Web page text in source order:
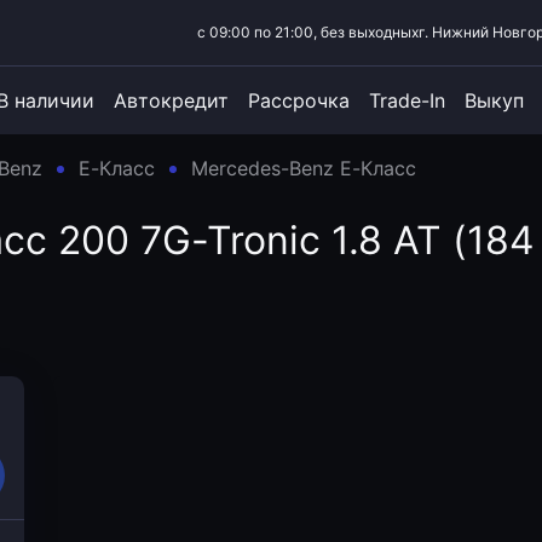
с 09:00 по 21:00, без выходныхг. Нижний
наличии Автокредит Рассрочка Trade-In Выкуп
E-Класс Mercedes-Benz E-Класс
200 7G-Tronic 1.8 AT